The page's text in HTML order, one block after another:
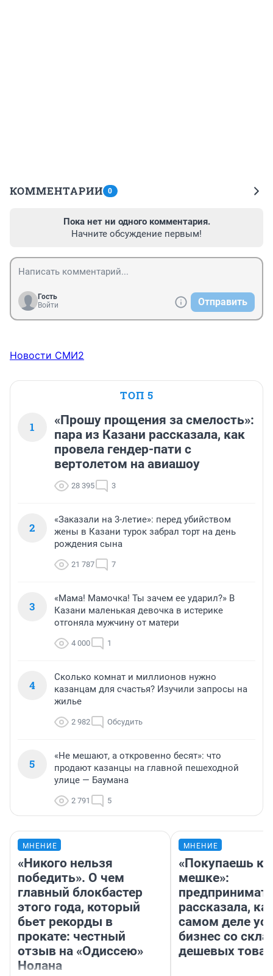
КОММЕНТАРИИ 0
Пока нет ни одного комментария.
Начните обсуждение первым!
Гость
Войти
Отправить
Новости СМИ2
ТОП 5
1
«Прошу прощения за смелость»:
пара из Казани рассказала, как
провела гендер-пати с
вертолетом на авиашоу
28 395 3
2
«Заказали на 3-летие»: перед убийством
жены в Казани турок забрал торт на день
рождения сына
21 787 7
3
«Мама! Мамочка! Ты зачем ее ударил?» В
Казани маленькая девочка в истерике
отгоняла мужчину от матери
4 000 1
4
Сколько комнат и миллионов нужно
казанцам для счастья? Изучили запросы на
жилье
2 982 Обсудить
5
«Не мешают, а откровенно бесят»: что
продают казанцы на главной пешеходной
улице — Баумана
2 791 5
МНЕНИЕ
«Никого нельзя
победить». О чем
главный блокбастер
этого года, который
бьет рекорды в
прокате: честный
отзыв на «Одиссею»
Нолана
МНЕНИЕ
«Покупаешь
мешке»:
рассказала,
самом деле
бизнес со
дешевых